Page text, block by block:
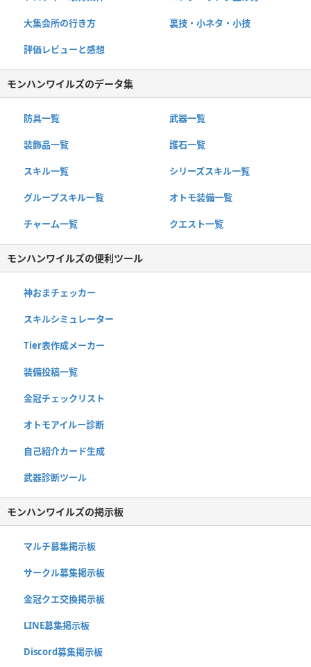
大集会所の行き方 裏技・小ネタ・小技
評価レビューと感想
モンハンワイルズのデータ集
防具一覧 武器一覧
装飾品一覧 護石一覧
スキル一覧 シリーズスキル一覧
グループスキル一覧 オトモ装備一覧
チャーム一覧 クエスト一覧
モンハンワイルズの便利ツール
神おまチェッカー
スキルシミュレーター
Tier表作成メーカー
装備投稿一覧
金冠チェックリスト
オトモアイルー診断
自己紹介カード生成
武器診断ツール
モンハンワイルズの掲示板
マルチ募集掲示板
サークル募集掲示板
金冠クエ交換掲示板
LINE募集掲示板
Discord募集掲示板